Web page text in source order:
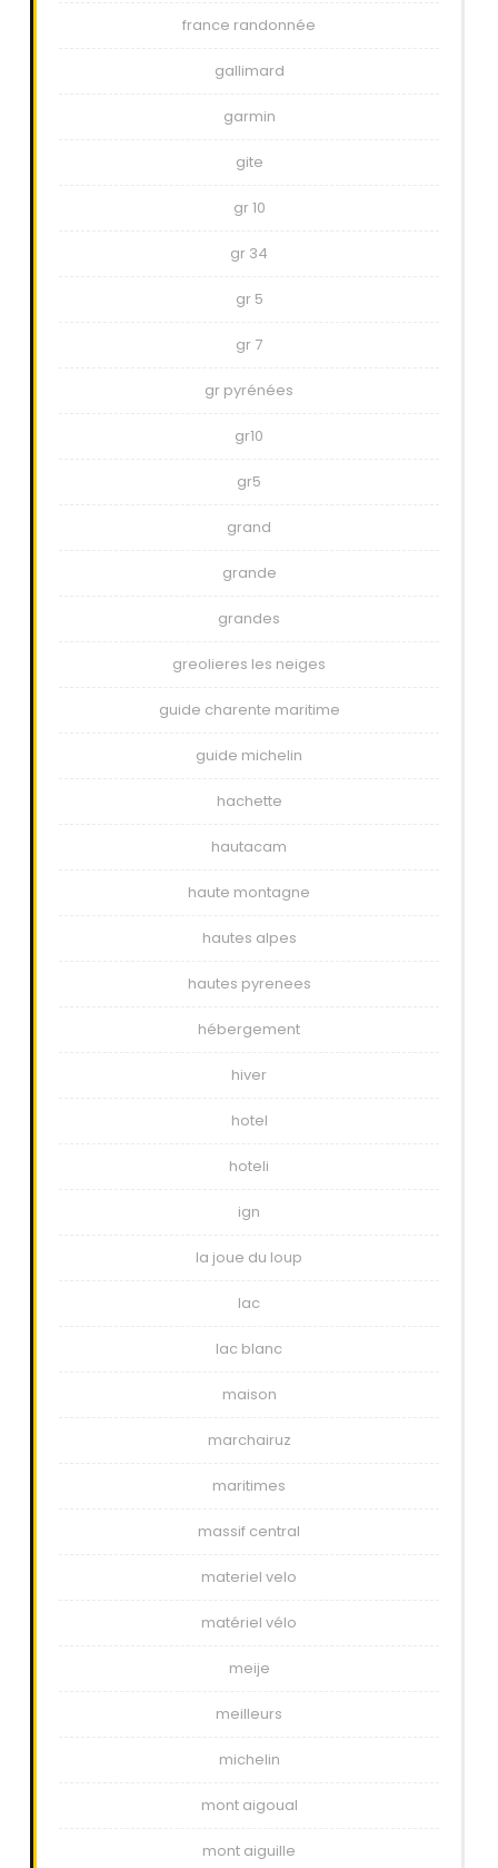
france randonnée
gallimard
garmin
gite
gr 10
gr 34
gr 5
gr 7
gr pyrénées
gr10
gr5
grand
grande
grandes
greolieres les neiges
guide charente maritime
guide michelin
hachette
hautacam
haute montagne
hautes alpes
hautes pyrenees
hébergement
hiver
hotel
hoteli
ign
la joue du loup
lac
lac blanc
maison
marchairuz
maritimes
massif central
materiel velo
matériel vélo
meije
meilleurs
michelin
mont aigoual
mont aiguille